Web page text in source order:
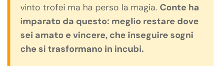
vinto trofei ma ha perso la magia. Conte ha
imparato da questo: meglio restare dove
sei amato e vincere, che inseguire sogni
che si trasformano in incubi.